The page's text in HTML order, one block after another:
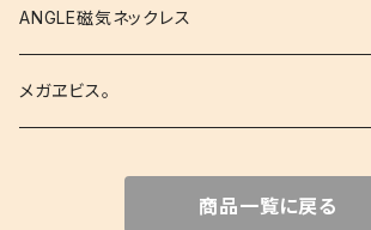
ANGLE磁気ネックレス
メガヱビス。
商品一覧に戻る